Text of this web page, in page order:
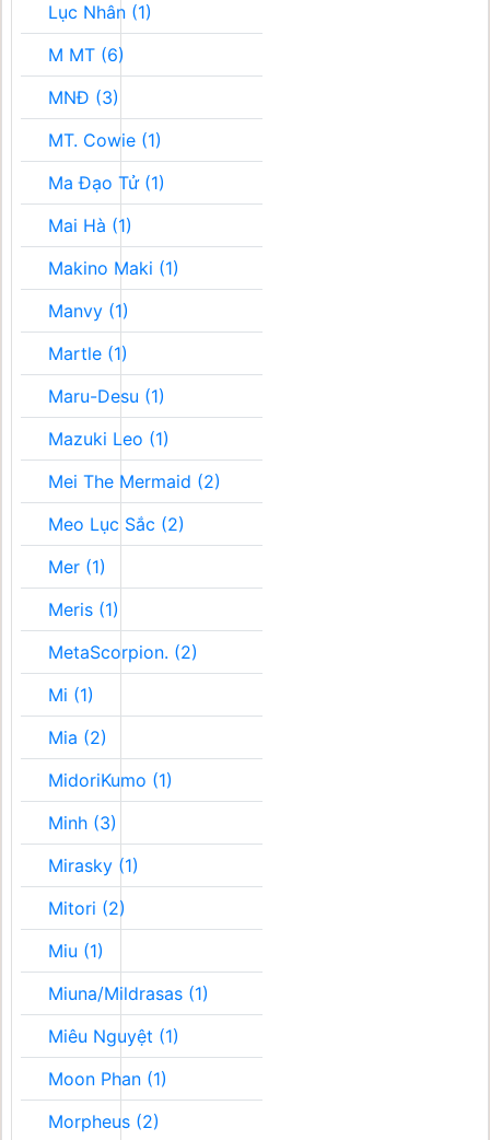
Lục Nhân (1)
M MT (6)
MNĐ (3)
MT. Cowie (1)
Ma Đạo Tử (1)
Mai Hà (1)
Makino Maki (1)
Manvy (1)
Martle (1)
Maru-Desu (1)
Mazuki Leo (1)
Mei The Mermaid (2)
Meo Lục Sắc (2)
Mer (1)
Meris (1)
MetaScorpion. (2)
Mi (1)
Mia (2)
MidoriKumo (1)
Minh (3)
Mirasky (1)
Mitori (2)
Miu (1)
Miuna/Mildrasas (1)
Miêu Nguyệt (1)
Moon Phan (1)
Morpheus (2)